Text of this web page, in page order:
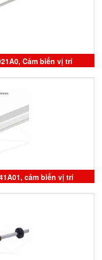
Cảm biến vị trí
cảm biến vị trí